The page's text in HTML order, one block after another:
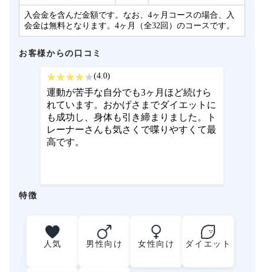
入会金を含んだ金額です。なお、4ヶ月コースの場合、入
会金は無料となります。4ヶ月（全32回）のコースです。
お客様からの口コミ
(4.0)
運動が苦手な自分でも3ヶ月ほど続けら
れています。おかげさまでダイエットに
も成功し、身体も引き締まりました。ト
レーナーさんも気さくで喋りやすくて最
高です。
特徴
人気 男性向け 女性向け ダイエット